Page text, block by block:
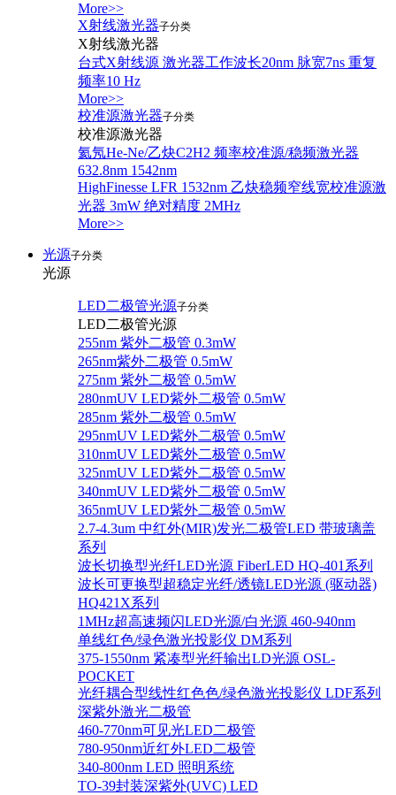
More>>
X射线激光器子分类
X射线激光器
台式X射线源 激光器工作波长20nm 脉宽7ns 重复
频率10 Hz
More>>
校准源激光器子分类
校准源激光器
氦氖He-Ne/乙炔C2H2 频率校准源/稳频激光器
632.8nm 1542nm
HighFinesse LFR 1532nm 乙炔稳频窄线宽校准源激
光器 3mW 绝对精度 2MHz
More>>
光源子分类
光源
LED二极管光源子分类
LED二极管光源
255nm 紫外二极管 0.3mW
265nm紫外二极管 0.5mW
275nm 紫外二极管 0.5mW
280nmUV LED紫外二极管 0.5mW
285nm 紫外二极管 0.5mW
295nmUV LED紫外二极管 0.5mW
310nmUV LED紫外二极管 0.5mW
325nmUV LED紫外二极管 0.5mW
340nmUV LED紫外二极管 0.5mW
365nmUV LED紫外二极管 0.5mW
2.7-4.3um 中红外(MIR)发光二极管LED 带玻璃盖
系列
波长切换型光纤LED光源 FiberLED HQ-401系列
波长可更换型超稳定光纤/透镜LED光源 (驱动器)
HQ421X系列
1MHz超高速频闪LED光源/白光源 460-940nm
单线红色/绿色激光投影仪 DM系列
375-1550nm 紧凑型光纤输出LD光源 OSL-
POCKET
光纤耦合型线性红色色/绿色激光投影仪 LDF系列
深紫外激光二极管
460-770nm可见光LED二极管
780-950nm近红外LED二极管
340-800nm LED 照明系统
TO-39封装深紫外(UVC) LED